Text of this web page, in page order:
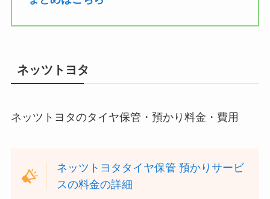
ネッツトヨタ
ネッツトヨタのタイヤ保管・預かり料金・費用
ネッツトヨタタイヤ保管 預かりサービ
スの料金の詳細